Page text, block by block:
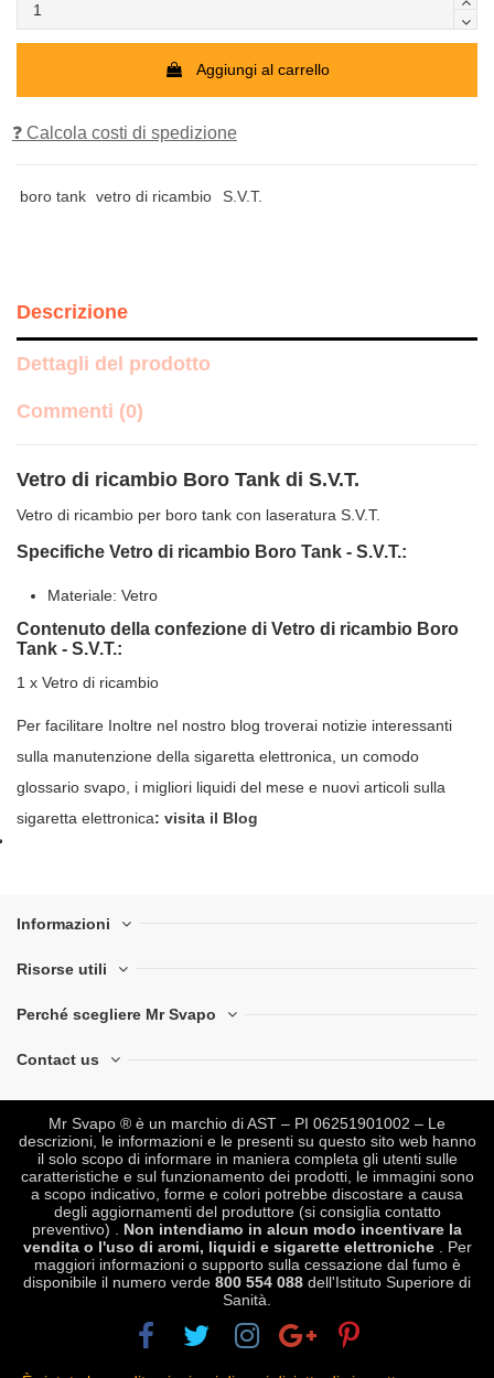
Aggiungi al carrello
❓ Calcola costi di spedizione
boro tank vetro di ricambio S.V.T.
Descrizione
Dettagli del prodotto
Commenti (0)
Vetro di ricambio Boro Tank di S.V.T.
Vetro di ricambio per boro tank con laseratura S.V.T.
Specifiche Vetro di ricambio Boro Tank - S.V.T.:
Materiale: Vetro
Contenuto della confezione di Vetro di ricambio Boro
Tank - S.V.T.:
1 x Vetro di ricambio
Per facilitare Inoltre nel nostro blog troverai notizie interessanti
sulla manutenzione della sigaretta elettronica, un comodo
glossario svapo, i migliori liquidi del mese e nuovi articoli sulla
sigaretta elettronica: visita il Blog
Informazioni
Risorse utili
Perché scegliere Mr Svapo
Contact us
Mr Svapo ® è un marchio di AST – PI 06251901002 – Le
descrizioni, le informazioni e le presenti su questo sito web hanno
il solo scopo di informare in maniera completa gli utenti sulle
caratteristiche e sul funzionamento dei prodotti, le immagini sono
a scopo indicativo, forme e colori potrebbe discostare a causa
degli aggiornamenti del produttore (si consiglia contatto
preventivo) . Non intendiamo in alcun modo incentivare la
vendita o l'uso di aromi, liquidi e sigarette elettroniche. Per
maggiori informazioni o supporto sulla cessazione dal fumo è
disponibile il numero verde 800 554 088 dell'Istituto Superiore di
Sanità.